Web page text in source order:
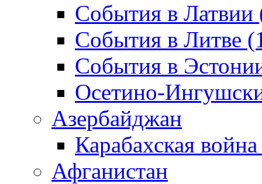
События в Латвии
События в Литве
События в
Осетино-
Азербайджан
Карабахская
Афганистан